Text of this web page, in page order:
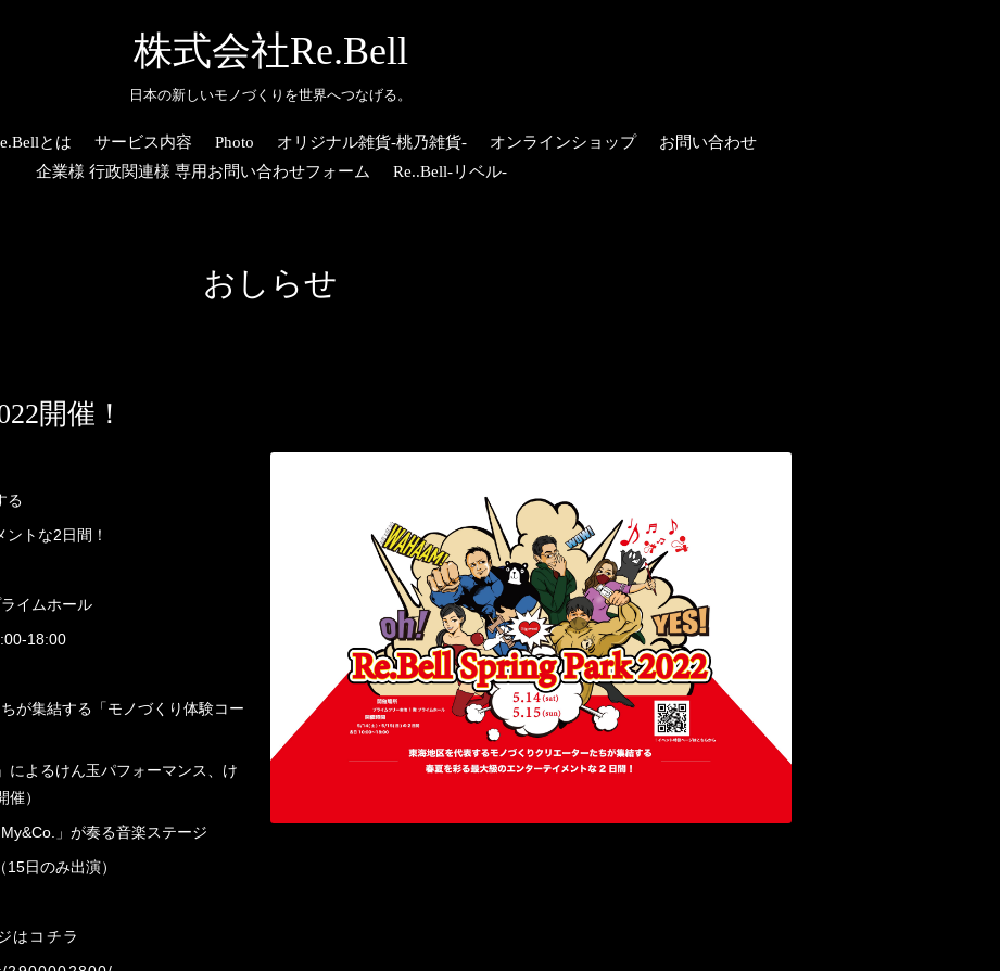
株式会社Re.Bell
日本の新しいモノづくりを世界へつなげる。
とは サービス内容 Photo オリジナル雑貨-桃乃雑貨- オンラインショップ
お問い合わせ
企業様 行政関連様 専用お問い合わせフォーム
Re..Bell-リベル-
おしらせ
開催！
る
トな2日間！
イムホール
18:00
が集結する「モノづくり体験コー
によるけん玉パフォーマンス、け
）
」が奏る音楽ステージ
日のみ出演）
はコチラ